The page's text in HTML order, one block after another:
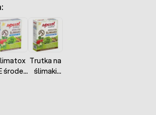
środek
Trutka na
ślimaki